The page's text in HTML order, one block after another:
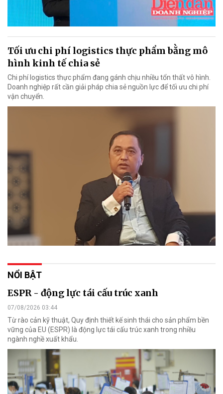
Tối ưu chi phí logistics thực phẩm bằng mô
hình kinh tế chia sẻ
Chi phí logistics thực phẩm đang gánh chịu nhiều tổn thất vô hình.
Doanh nghiệp rất cần giải pháp chia sẻ nguồn lực để tối ưu chi phí
vận chuyển.
NỔI BẬT
ESPR - động lực tái cấu trúc xanh
07/08/2026 03:44
Từ rào cản kỹ thuật, Quy định thiết kế sinh thái cho sản phẩm bền
vững của EU (ESPR) là động lực tái cấu trúc xanh trong nhiều
ngành nghề xuất khẩu.